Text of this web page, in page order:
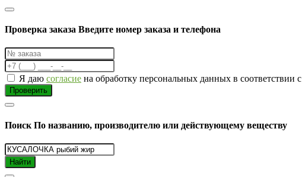
Проверка заказа Введите номер заказа и телефона
Я даю согласие на обработку персональных данных в соответствии с
Проверить
Поиск По названию, производителю или действующему веществу
Найти